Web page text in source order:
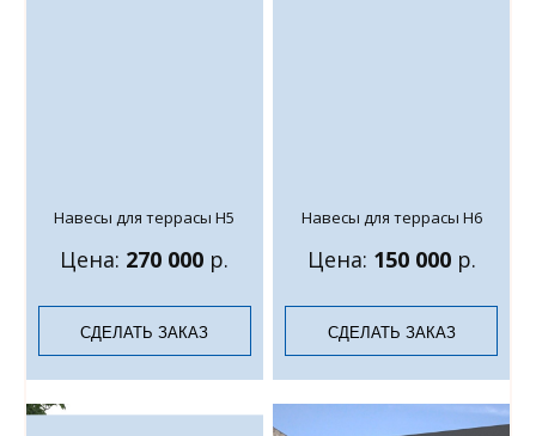
Навесы для террасы Н5
Цена: 270 000 р.
СДЕЛАТЬ ЗАКАЗ
Навесы для террасы Н6
Цена: 150 000р.
СДЕЛАТЬ ЗАКАЗ